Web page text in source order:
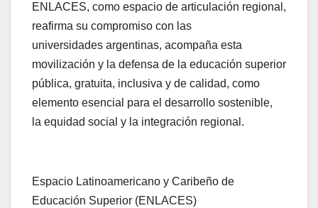
ENLACES, como espacio de articulación regional,
reafirma su compromiso con las
universidades argentinas, acompaña esta
movilización y la defensa de la educación superior
pública, gratuita, inclusiva y de calidad, como
elemento esencial para el desarrollo sostenible,
la equidad social y la integración regional.
Espacio Latinoamericano y Caribeño de
Educación Superior (ENLACES)